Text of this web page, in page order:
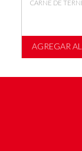
CARNE DE
AGREGAR